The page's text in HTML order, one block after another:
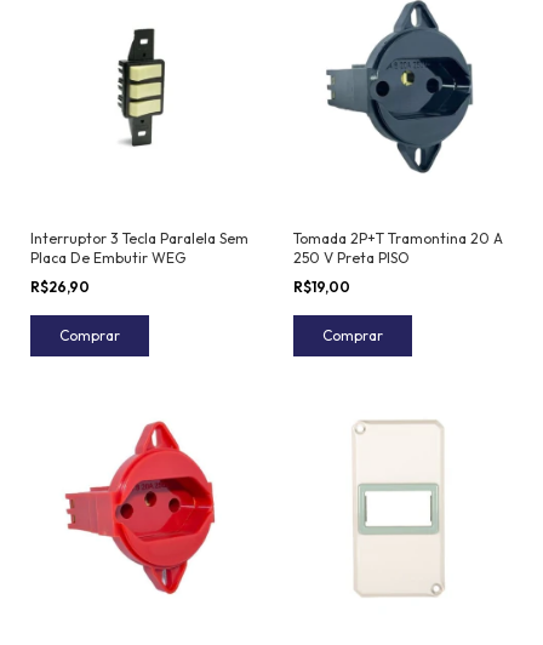
Interruptor 3 Tecla Paralela Sem
Placa De Embutir WEG
R$26,90
Comprar
Tomada 2P+T Tramontina 20 A
250 V Preta PISO
R$19,00
Comprar